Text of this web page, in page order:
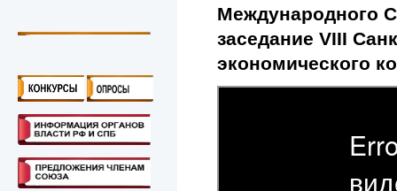
Международного
заседание VIII
экономического